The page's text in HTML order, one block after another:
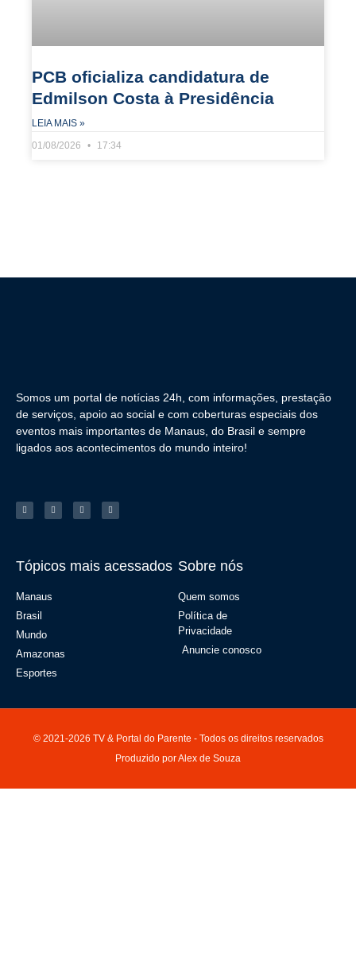
PCB oficializa candidatura de
Edmilson Costa à Presidência
LEIA MAIS »
01/08/2026
17:34
Somos um portal de notícias 24h, com informações, prestação
de serviços, apoio ao social e com coberturas especiais dos
eventos mais importantes de Manaus, do Brasil e sempre
ligados aos acontecimentos do mundo inteiro!
Tópicos mais acessados
Manaus
Brasil
Mundo
Amazonas
Esportes
Sobre nós
Quem somos
Política de
Privacidade
Anuncie conosco
© 2021-2026 TV & Portal do Parente - Todos os direitos reservados
Produzido por Alex de Souza